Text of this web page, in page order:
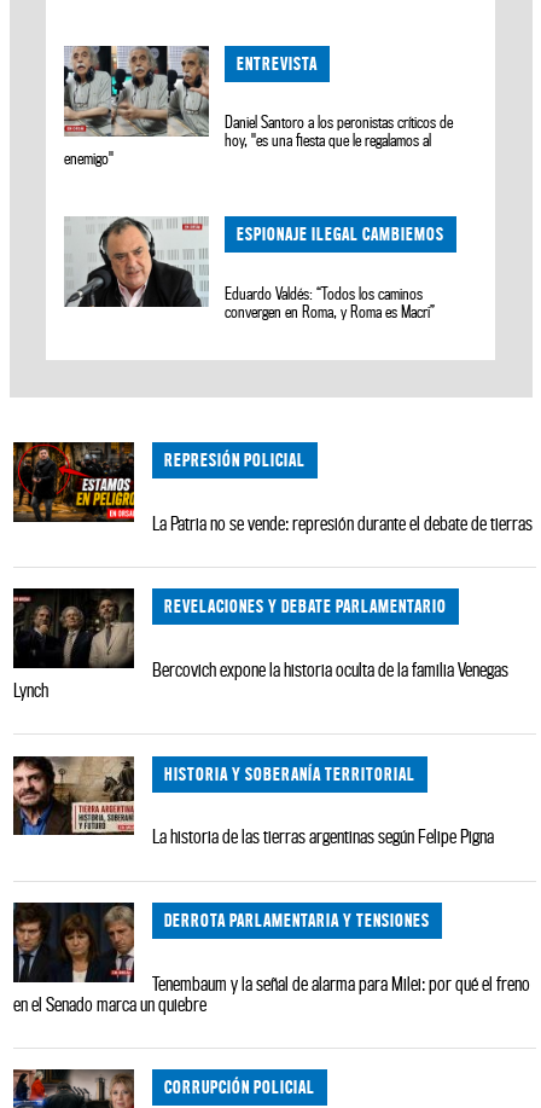
ENTREVISTA
Daniel Santoro a los peronistas críticos de
hoy, "es una fiesta que le regalamos al
enemigo"
ESPIONAJE ILEGAL CAMBIEMOS
Eduardo Valdés: “Todos los caminos
convergen en Roma, y Roma es Macri”
REPRESIÓN POLICIAL
La Patria no se vende: represión durante el debate de tierras
REVELACIONES Y DEBATE PARLAMENTARIO
Bercovich expone la historia oculta de la familia Venegas
Lynch
HISTORIA Y SOBERANÍA TERRITORIAL
La historia de las tierras argentinas según Felipe Pigna
DERROTA PARLAMENTARIA Y TENSIONES
Tenembaum y la señal de alarma para Milei: por qué el freno
en el Senado marca un quiebre
CORRUPCIÓN POLICIAL